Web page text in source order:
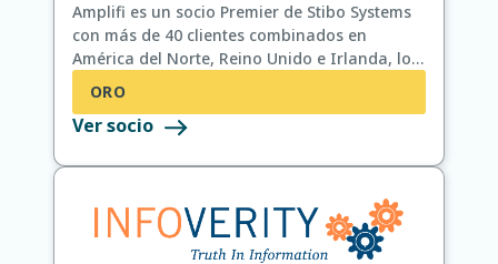
Amplifi es un socio Premier de Stibo Systems
con más de 40 clientes combinados en
América del Norte, Reino Unido e Irlanda, los
Países Nórdicos, DACH y Benelux. Ofrecemos
junto con servicios de Gobernanza de Datos,
ORO
Ver socio